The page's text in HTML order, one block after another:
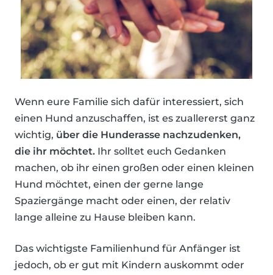
Wenn eure Familie sich dafür interessiert, sich
einen Hund anzuschaffen, ist es zuallererst ganz
wichtig, über die Hunderasse nachzudenken,
die ihr möchtet. Ihr solltet euch Gedanken
machen, ob ihr einen großen oder einen kleinen
Hund möchtet, einen der gerne lange
Spaziergänge macht oder einen, der relativ
lange alleine zu Hause bleiben kann.
Das wichtigste Familienhund für Anfänger ist
jedoch, ob er gut mit Kindern auskommt oder